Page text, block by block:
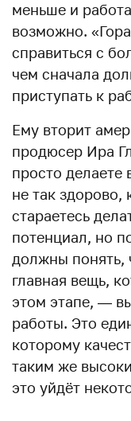
меньше и
возможно.
справиться с
чем сначала
приступать к
Ему вторит
продюсер Ира
просто делаете
не так здорово,
стараетесь
потенциал, но
должны понять,
главная вещь,
этом этапе, —
работы. Это
которому
таким же
это уйдёт